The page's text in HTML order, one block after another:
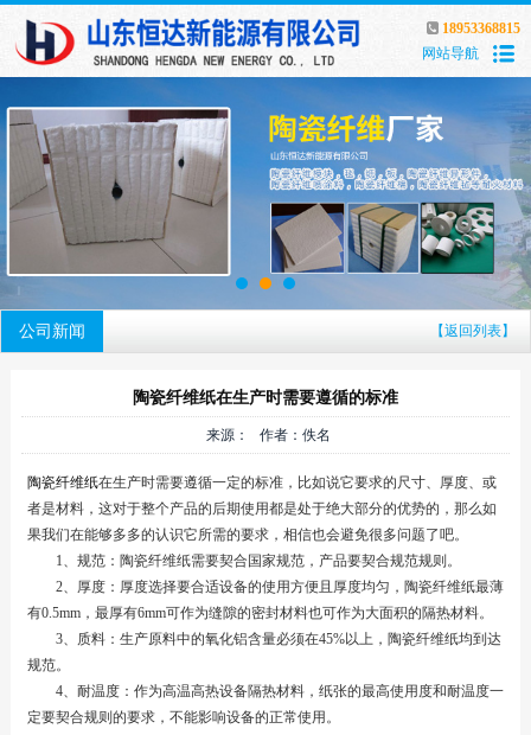
18953368815
网站导航
公司新闻 【返回列表】
陶瓷纤维纸在生产时需要遵循的标准
来源： 作者：佚名
陶瓷纤维纸在生产时需要遵循一定的标准，比如说它要求的尺寸、厚度、或
者是材料，这对于整个产品的后期使用都是处于绝大部分的优势的，那么如
果我们在能够多多的认识它所需的要求，相信也会避免很多问题了吧。
1、规范：陶瓷纤维纸需要契合国家规范，产品要契合规范规则。
2、厚度：厚度选择要合适设备的使用方便且厚度均匀，陶瓷纤维纸最薄
有0.5mm，最厚有6mm可作为缝隙的密封材料也可作为大面积的隔热材料。
3、质料：生产原料中的氧化铝含量必须在45%以上，陶瓷纤维纸均到达
规范。
4、耐温度：作为高温高热设备隔热材料，纸张的最高使用度和耐温度一
定要契合规则的要求，不能影响设备的正常使用。